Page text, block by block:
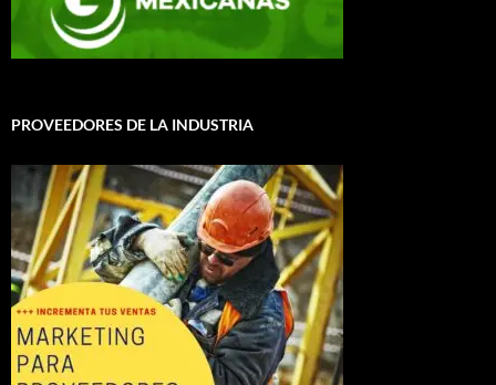
PROVEEDORES DE LA INDUSTRIA